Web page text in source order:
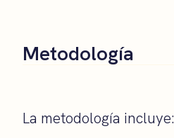
Metodología
La metodología incluye: